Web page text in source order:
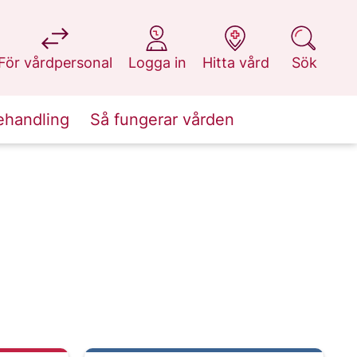
vårdpersonal
på 1177.se
Logga in
på 1177.se
Hitta vård
på 1177.se
Sök
på 1177.se
Så fungerar vården